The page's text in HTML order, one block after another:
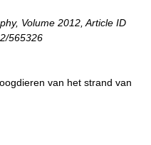
Volume 2012, Article ID
565326
van het strand van